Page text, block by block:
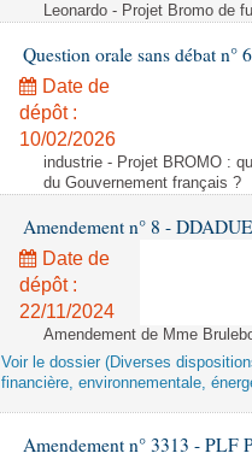
Leonardo - Projet Bromo de
Question orale sans débat
Date de
dépôt :
10/02/2026
industrie - Projet BROMO :
du Gouvernement français ?
Amendement n° 8 -
Date de
dépôt :
22/11/2024
Amendement de Mme
Voir le dossier (Diverses
financière, environnementale,
Amendement n° 3313 - PLF